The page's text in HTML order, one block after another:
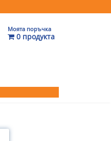
Моята поръчка
0 продукта